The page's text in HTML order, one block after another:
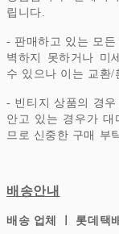
립니다.
- 판매하고 있는 모
벽하지 못하거나 미
수 있으나 이는 교환/
- 빈티지 상품의 경
안고 있는 경우가 대
므로 신중한 구매 부
배송안내
배송 업체 ㅣ 롯데택